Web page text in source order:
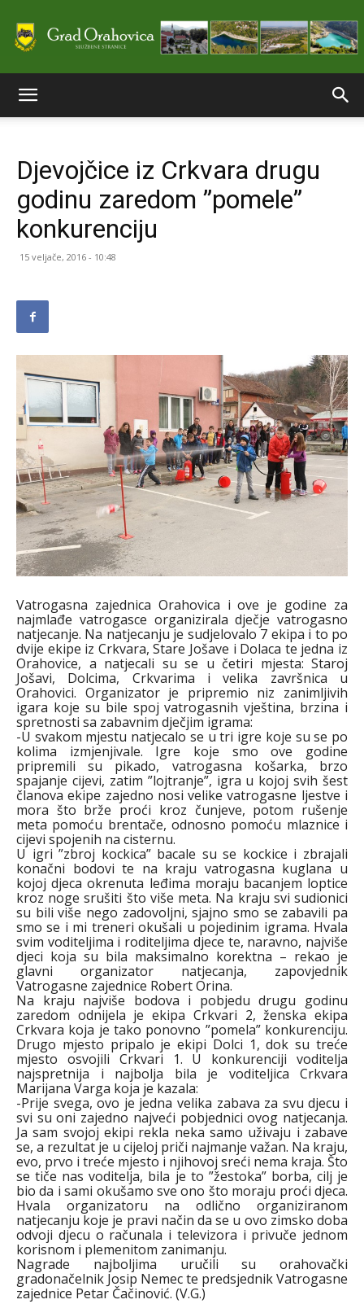
stranice
Djevojčice iz Crkvara drugu
godinu zaredom ”pomele”
konkurenciju
15 veljače, 2016 - 10:48
Vatrogasna zajednica Orahovica i ove je godine za
najmlađe vatrogasce organizirala dječje vatrogasno
natjecanje. Na natjecanju je sudjelovalo 7 ekipa i to po
dvije ekipe iz Crkvara, Stare Jošave i Dolaca te jedna iz
Orahovice, a natjecali su se u četiri mjesta: Staroj
Jošavi, Dolcima, Crkvarima i velika završnica u
Orahovici. Organizator je pripremio niz zanimljivih
igara koje su bile spoj vatrogasnih vještina, brzina i
spretnosti sa zabavnim dječjim igrama:
-U svakom mjestu natjecalo se u tri igre koje su se po
kolima izmjenjivale. Igre koje smo ove godine
pripremili su pikado, vatrogasna košarka, brzo
spajanje cijevi, zatim ”lojtranje”, igra u kojoj svih šest
članova ekipe zajedno nosi velike vatrogasne ljestve i
mora što brže proći kroz čunjeve, potom rušenje
meta pomoću brentače, odnosno pomoću mlaznice i
cijevi spojenih na cisternu.
U igri ”zbroj kockica” bacale su se kockice i zbrajali
konačni bodovi te na kraju vatrogasna kuglana u
kojoj djeca okrenuta leđima moraju bacanjem loptice
kroz noge srušiti što više meta. Na kraju svi sudionici
su bili više nego zadovoljni, sjajno smo se zabavili pa
smo se i mi treneri okušali u pojedinim igrama. Hvala
svim voditeljima i roditeljima djece te, naravno, najviše
djeci koja su bila maksimalno korektna – rekao je
glavni organizator natjecanja, zapovjednik
Vatrogasne zajednice Robert Orina.
Na kraju najviše bodova i pobjedu drugu godinu
zaredom odnijela je ekipa Crkvari 2, ženska ekipa
Crkvara koja je tako ponovno ”pomela” konkurenciju.
Drugo mjesto pripalo je ekipi Dolci 1, dok su treće
mjesto osvojili Crkvari 1. U konkurenciji voditelja
najspretnija i najbolja bila je voditeljica Crkvara
Marijana Varga koja je kazala:
-Prije svega, ovo je jedna velika zabava za svu djecu i
svi su oni zajedno najveći pobjednici ovog natjecanja.
Ja sam svojoj ekipi rekla neka samo uživaju i zabave
se, a rezultat je u cijeloj priči najmanje važan. Na kraju,
evo, prvo i treće mjesto i njihovoj sreći nema kraja. Što
se tiče nas voditelja, bila je to ”žestoka” borba, cilj je
bio da i sami okušamo sve ono što moraju proći djeca.
Hvala organizatoru na odlično organiziranom
natjecanju koje je pravi način da se u ovo zimsko doba
odvoji djecu o računala i televizora i privuče jednom
korisnom i plemenitom zanimanju.
Nagrade najboljima uručili su orahovački
gradonačelnik Josip Nemec te predsjednik Vatrogasne
zajednice Petar Čačinović. (V.G.)